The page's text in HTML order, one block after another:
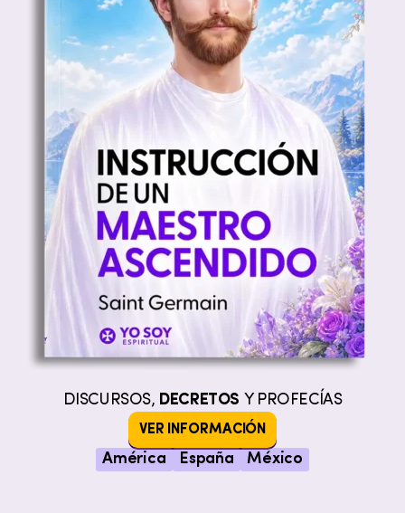
DISCURSOS, DECRETOS Y PROFECÍAS
VER INFORMACIÓN
América España México